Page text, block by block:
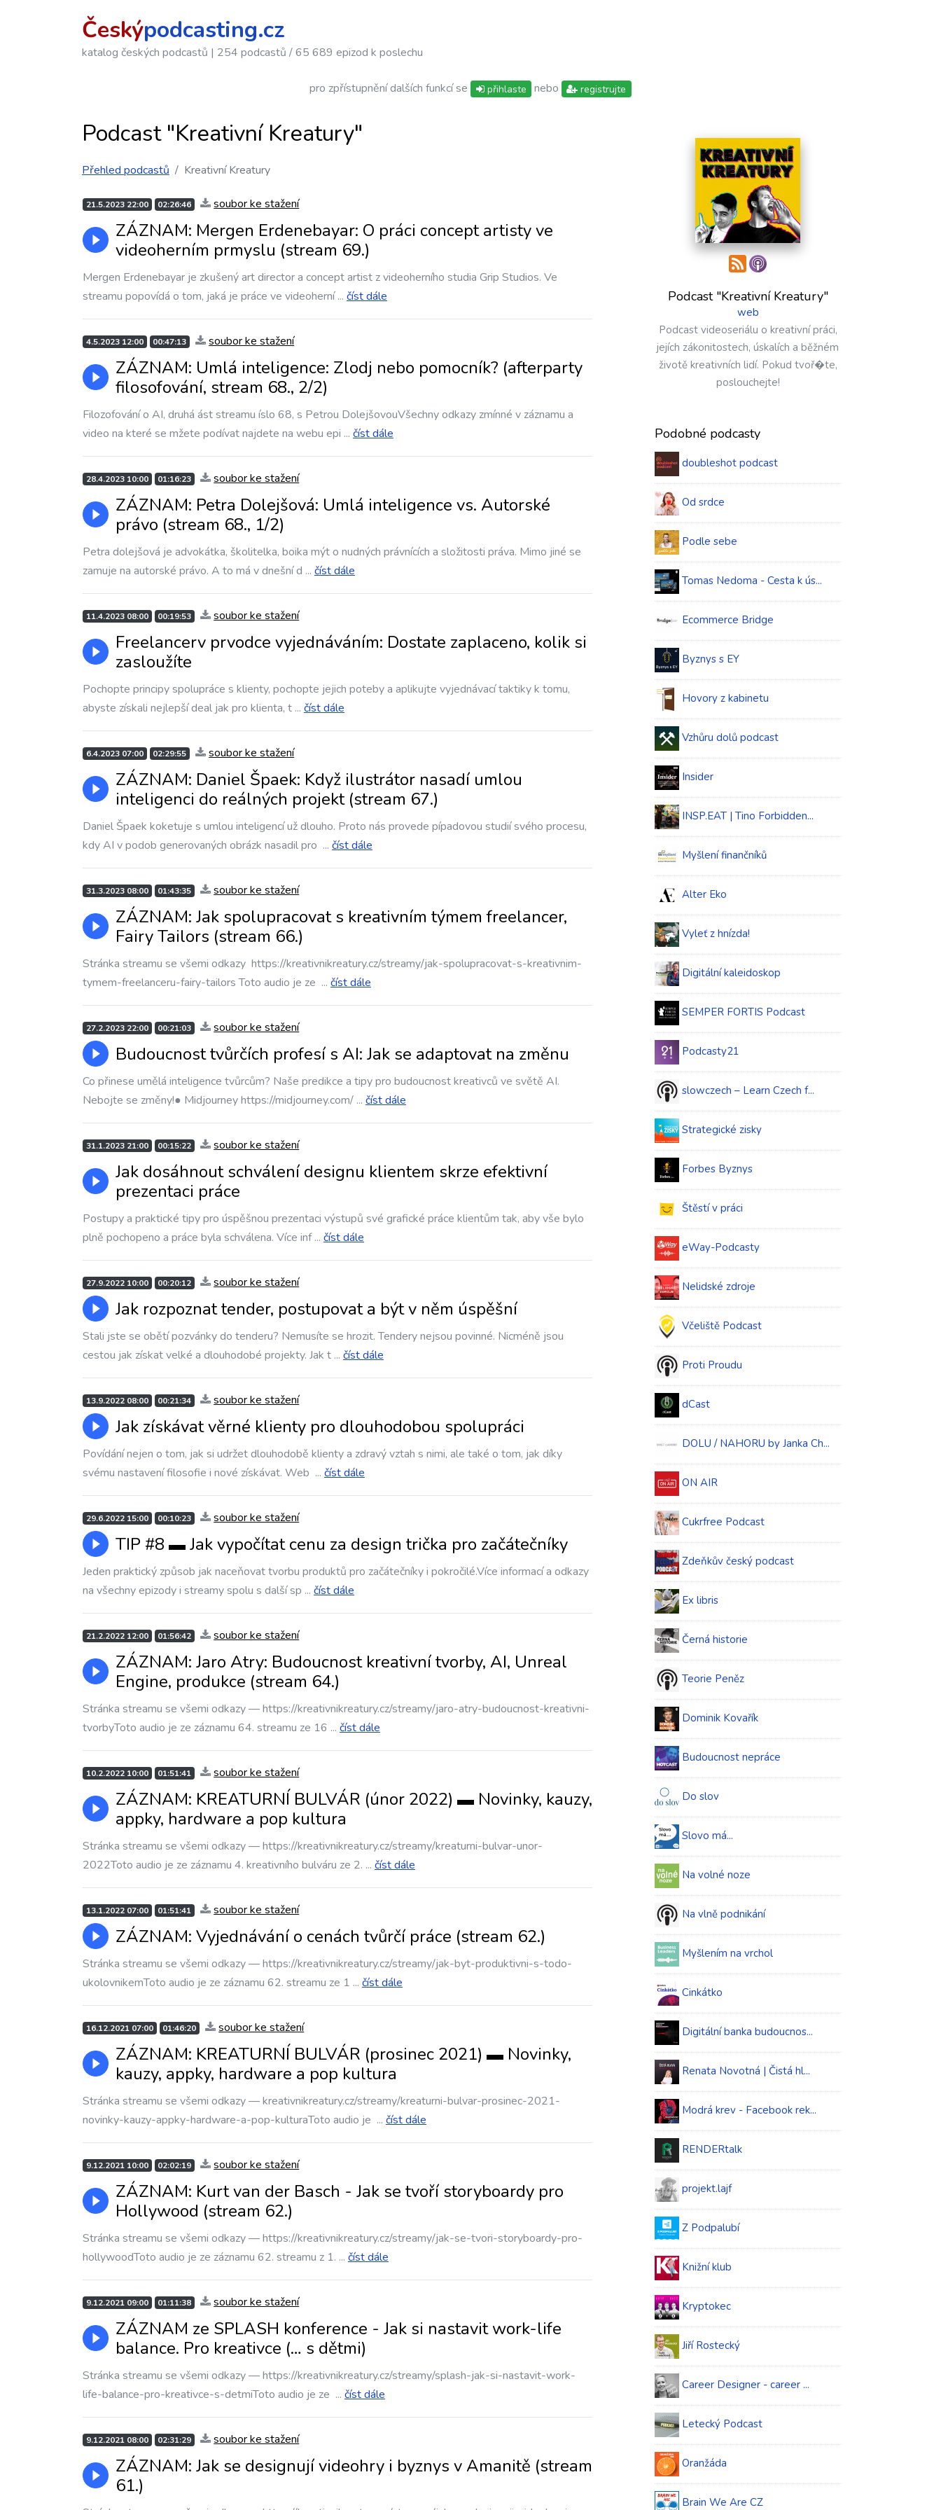
Českýpodcasting.cz
katalog českých podcastů | 254 podcastů / 65 689 epizod k poslechu
pro zpřístupnění dalších funkcí se přihlaste nebo registrujte
Podcast "Kreativní Kreatury"
Přehled podcastů Kreativní Kreatury
21.5.2023 22:00 02:26:46 soubor ke stažení
ZÁZNAM: Mergen Erdenebayar: O práci concept artisty ve
videoherním prmyslu (stream 69.)
Mergen Erdenebayar je zkušený art director a concept artist z videoherního studia Grip Studios. Ve
streamu popovídá o tom, jaká je práce ve videoherní... číst dále
4.5.2023 12:00 00:47:13 soubor ke stažení
ZÁZNAM: Umlá inteligence: Zlodj nebo pomocník? (afterparty
filosofování, stream 68., 2/2)
Filozofování o AI, druhá ást streamu íslo 68, s Petrou DolejšovouVšechny odkazy zmínné v záznamu a
video na které se mžete podívat najdete na webu epi ... číst dále
28.4.2023 10:00 01:16:23 soubor ke stažení
ZÁZNAM: Petra Dolejšová: Umlá inteligence vs. Autorské
právo (stream 68., 1/2)
Petra dolejšová je advokátka, školitelka, boika mýt o nudných právnících a složitosti práva. Mimo jiné se
zamuje na autorské právo. A to má v dnešní d ... číst dále
11.4.2023 08:00 00:19:53 soubor ke stažení
Freelancerv prvodce vyjednáváním: Dostate zaplaceno, kolik si
zasloužíte
Pochopte principy spolupráce s klienty, pochopte jejich poteby a aplikujte vyjednávací taktiky k tomu,
abyste získali nejlepší deal jak pro klienta, t ... číst dále
6.4.2023 07:00 02:29:55 soubor ke stažení
ZÁZNAM: Daniel Špaek: Když ilustrátor nasadí umlou
inteligenci do reálných projekt (stream 67.)
Daniel Špaek koketuje s umlou inteligencí už dlouho. Proto nás provede pípadovou studií svého procesu,
kdy AI v podob generovaných obrázk nasadil pro ... číst dále
31.3.2023 08:00 01:43:35 soubor ke stažení
ZÁZNAM: Jak spolupracovat s kreativním týmem freelancer,
Fairy Tailors (stream 66.)
Stránka streamu se všemi odkazy https://kreativnikreatury.cz/streamy/jak-spolupracovat-s-kreativnim-
tymem-freelanceru-fairy-tailors Toto audio je ze ... číst dále
27.2.2023 22:00 00:21:03 soubor ke stažení
Budoucnost tvůrčích profesí s AI: Jak se adaptovat na změnu
Co přinese umělá inteligence tvůrcům? Naše predikce a tipy pro budoucnost kreativců ve světě AI.
Nebojte se změny!● Midjourney https://midjourney.com/ ... číst dále
31.1.2023 21:00 00:15:22 soubor ke stažení
Jak dosáhnout schválení designu klientem skrze efektivní
prezentaci práce
Postupy a praktické tipy pro úspěšnou prezentaci výstupů své grafické práce klientům tak, aby vše bylo
plně pochopeno a práce byla schválena. Více inf... číst dále
27.9.2022 10:00 00:20:12 soubor ke stažení
Jak rozpoznat tender, postupovat a být v něm úspěšní
Stali jste se obětí pozvánky do tenderu? Nemusíte se hrozit. Tendery nejsou povinné. Nicméně jsou
cestou jak získat velké a dlouhodobé projekty. Jak t ... číst dále
13.9.2022 08:00 00:21:34 soubor ke stažení
Jak získávat věrné klienty pro dlouhodobou spolupráci
Povídání nejen o tom, jak si udržet dlouhodobě klienty a zdravý vztah s nimi, ale také o tom, jak díky
svému nastavení filosofie i nové získávat. Web ... číst dále
29.6.2022 15:00 00:10:23 soubor ke stažení
TIP #8 ▬ Jak vypočítat cenu za design trička pro začátečníky
Jeden praktický způsob jak naceňovat tvorbu produktů pro začátečníky i pokročilé.Více informací a odkazy
na všechny epizody i streamy spolu s další sp ... číst dále
21.2.2022 12:00 01:56:42 soubor ke stažení
ZÁZNAM: Jaro Atry: Budoucnost kreativní tvorby, AI, Unreal
Engine, produkce (stream 64.)
Stránka streamu se všemi odkazy — https://kreativnikreatury.cz/streamy/jaro-atry-budoucnost-kreativni-
tvorbyToto audio je ze záznamu 64. streamu ze 16 ... číst dále
10.2.2022 10:00 01:51:41 soubor ke stažení
ZÁZNAM: KREATURNÍ BULVÁR (únor 2022) ▬ Novinky, kauzy,
appky, hardware a pop kultura
Stránka streamu se všemi odkazy — https://kreativnikreatury.cz/streamy/kreaturni-bulvar-unor-
2022Toto audio je ze záznamu 4. kreativního bulváru ze 2. ... číst dále
13.1.2022 07:00 01:51:41 soubor ke stažení
ZÁZNAM: Vyjednávání o cenách tvůrčí práce (stream 62.)
Stránka streamu se všemi odkazy — https://kreativnikreatury.cz/streamy/jak-byt-produktivni-s-todo-
ukolovnikemToto audio je ze záznamu 62. streamu ze 1 ... číst dále
16.12.2021 07:00 01:46:20 soubor ke stažení
ZÁZNAM: KREATURNÍ BULVÁR (prosinec 2021) ▬ Novinky,
kauzy, appky, hardware a pop kultura
Stránka streamu se všemi odkazy — kreativnikreatury.cz/streamy/kreaturni-bulvar-prosinec-2021-
novinky-kauzy-appky-hardware-a-pop-kulturaToto audio je ... číst dále
9.12.2021 10:00 02:02:19 soubor ke stažení
ZÁZNAM: Kurt van der Basch - Jak se tvoří storyboardy pro
Hollywood (stream 62.)
Stránka streamu se všemi odkazy — https://kreativnikreatury.cz/streamy/jak-se-tvori-storyboardy-pro-
hollywoodToto audio je ze záznamu 62. streamu z 1. ... číst dále
9.12.2021 09:00 01:11:38 soubor ke stažení
ZÁZNAM ze SPLASH konference - Jak si nastavit work-life
balance. Pro kreativce (… s dětmi)
Stránka streamu se všemi odkazy — https://kreativnikreatury.cz/streamy/splash-jak-si-nastavit-work-
life-balance-pro-kreativce-s-detmiToto audio je ze ... číst dále
9.12.2021 08:00 02:31:29 soubor ke stažení
ZÁZNAM: Jak se designují videohry i byznys v Amanitě (stream
61.)
Podcast "Kreativní Kreatury"
web
Podcast videoseriálu o kreativní práci,
jejích zákonitostech, úskalích a běžném
životě kreativních lidí. Pokud tvoř�te,
poslouchejte!
Podobné podcasty
doubleshot podcast
Od srdce
Podle sebe
Tomas Nedoma - Cesta k ús...
Ecommerce Bridge
Byznys s EY
Hovory z kabinetu
Vzhůru dolů podcast
Insider
INSP.EAT | Tino Forbidden...
Myšlení finančníků
Alter Eko
Vyleť z hnízda!
Digitální kaleidoskop
SEMPER FORTIS Podcast
Podcasty21
slowczech – Learn Czech f...
Strategické zisky
Forbes Byznys
Štěstí v práci
eWay-Podcasty
Nelidské zdroje
Včeliště Podcast
Proti Proudu
dCast
DOLU / NAHORU by Janka Ch...
ON AIR
Cukrfree Podcast
Zdeňkův český podcast
Ex libris
Černá historie
Teorie Peněz
Dominik Kovařík
Budoucnost nepráce
Do slov
Slovo má...
Na volné noze
Na vlně podnikání
Myšlením na vrchol
Cinkátko
Digitální banka budoucnos...
Renata Novotná | Čistá hl...
Modrá krev - Facebook rek...
RENDERtalk
projekt.lajf
Z Podpalubí
Knižní klub
Kryptokec
Jiří Rostecký
Career Designer - career ...
Letecký Podcast
Oranžáda
Brain We Are CZ